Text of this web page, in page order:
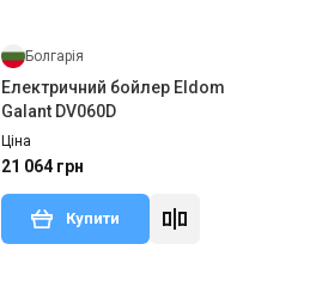
Болгарія
Електричний бойлер Eldom
Galant DV060D
Ціна
21 064 грн
Купити